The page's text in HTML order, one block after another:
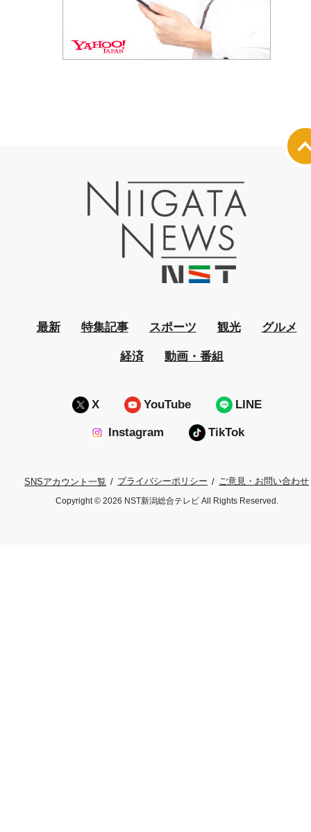
最新 特集記事 スポーツ 観光 グルメ
経済 動画・番組
X YouTube LINE
Instagram TikTok
SNSアカウント一覧 プライバシーポリシー ご意見・お問い合わせ
Copyright © 2026 NST新潟総合テレビ All Rights Reserved.